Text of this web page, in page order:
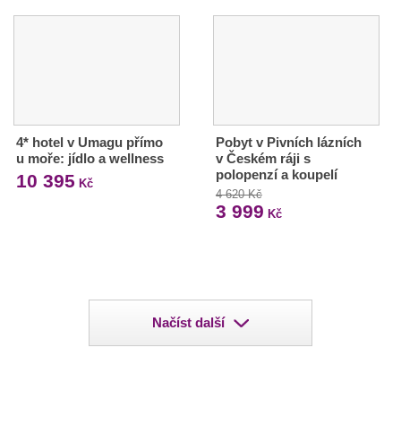
4* hotel v Umagu přímo
u moře: jídlo a wellness
10 395 Kč
Pobyt v Pivních lázních
v Českém ráji s
polopenzí a koupelí
4 620 Kč
3 999 Kč
Načíst další